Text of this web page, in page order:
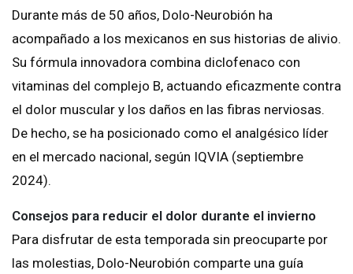
Durante más de 50 años, Dolo-Neurobión ha
acompañado a los mexicanos en sus historias de alivio.
Su fórmula innovadora combina diclofenaco con
vitaminas del complejo B, actuando eficazmente contra
el dolor muscular y los daños en las fibras nerviosas.
De hecho, se ha posicionado como el analgésico líder
en el mercado nacional, según IQVIA (septiembre
2024).
Consejos para reducir el dolor durante el invierno
Para disfrutar de esta temporada sin preocuparte por
las molestias, Dolo-Neurobión comparte una guía